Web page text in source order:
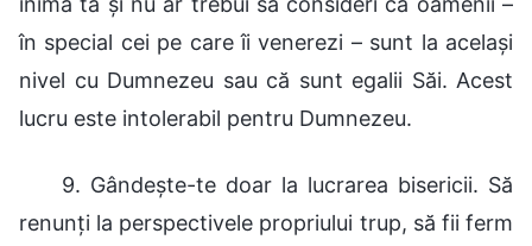
în special cei pe care îi venerezi – sunt la același
nivel cu Dumnezeu sau că sunt egalii Săi. Acest
lucru este intolerabil pentru Dumnezeu.
9. Gândește-te doar la lucrarea bisericii. Să
renunți la perspectivele propriului trup, să fii ferm